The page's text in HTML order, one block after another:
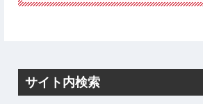
サイト内検索